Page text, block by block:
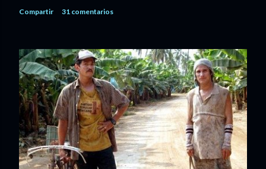
Compartir 31 comentarios